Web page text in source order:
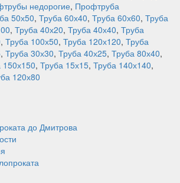
недорогие, Профтруба
50х50, Труба 60х40, Труба 60х60, Труба
, Труба 40х20, Труба 40х40, Труба
, Труба 100х50, Труба 120х120, Труба
, Труба 30х30, Труба 40х25, Труба 80х40,
150х150, Труба 15х15, Труба 140х140,
120х80
до Дмитрова